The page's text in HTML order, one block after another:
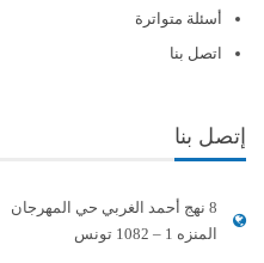
أسئلة متواترة
اتصل بنا
إتصل بنا
8 نهج أحمد الغربي حي المهرجان
المنزه 1 – 1082 تونس